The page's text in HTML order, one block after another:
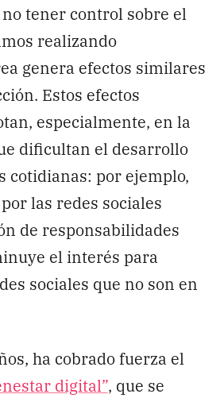
tener control sobre el
realizando
genera efectos similares
Estos efectos
especialmente, en la
dificultan el desarrollo
cotidianas: por ejemplo,
las redes sociales
de responsabilidades
el interés para
sociales que no son en
ha cobrado fuerza el
digital”, que se